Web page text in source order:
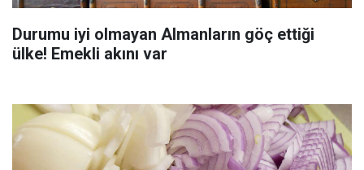
Durumu iyi olmayan Almanların göç ettiği
ülke! Emekli akını var